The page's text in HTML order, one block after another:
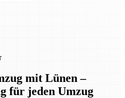
mit Lünen –
für jeden Umzug